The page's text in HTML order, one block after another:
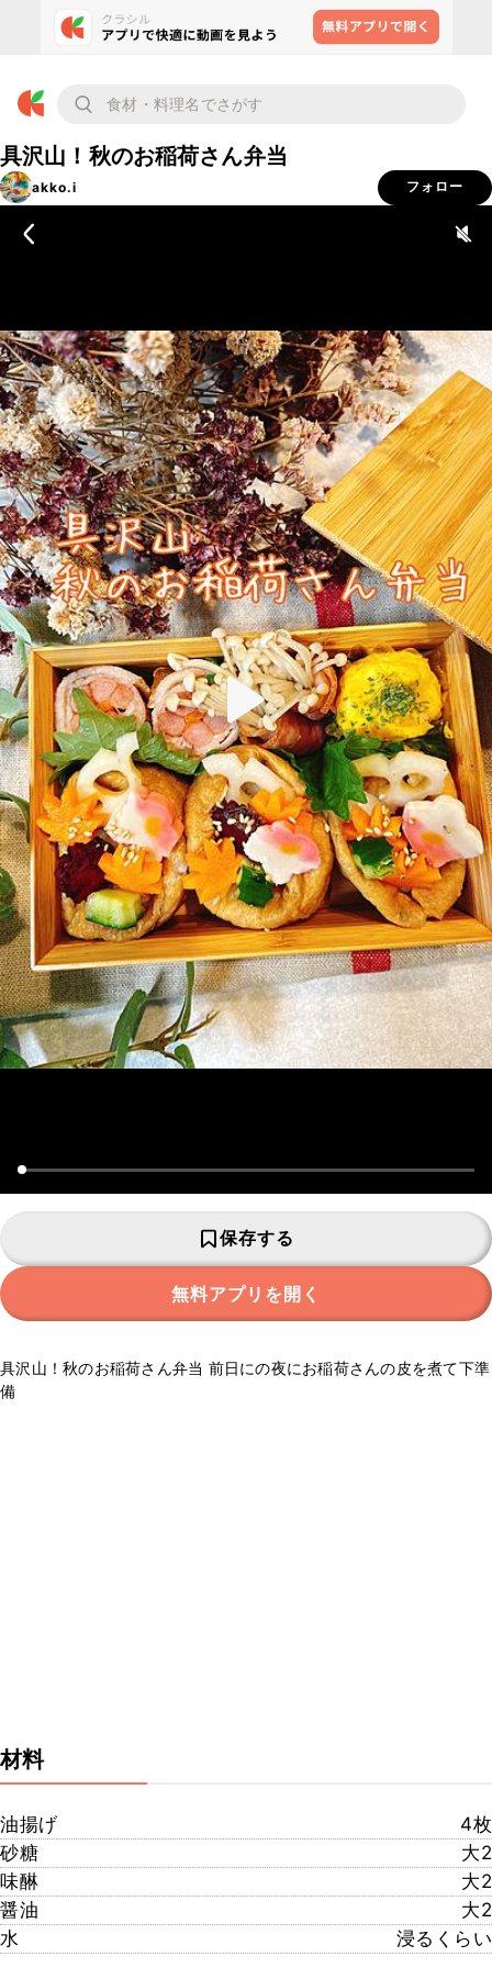
具沢山！秋のお稲荷さん弁当
akko.i フォロー
保存する
無料アプリを開く
具沢山！秋のお稲荷さん弁当 前日にの夜にお稲荷さんの皮を煮て下準
備
材料
油揚げ
4枚
砂糖
大2
味醂
大2
醤油
大2
水
浸るくらい